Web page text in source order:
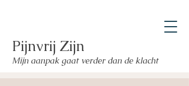
Pijnvrij Zijn
Mijn aanpak gaat verder dan de klacht